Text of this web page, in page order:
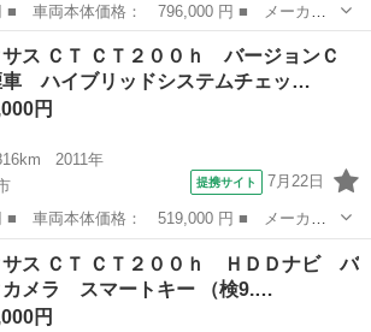
名： ＣＴ ■ グレード名： ＣＴ２００
ＨＤＤマルチナビ フルセグテレビ Ｒカ
サス ＣＴ ＣＴ２００ｈ バージョンＣ
車 ハイブリッドシステムチェッ…
円
2011年
提携サイト 7月22日
名： ＣＴ ■ グレード名： ＣＴ２００
ハイブリッドシステムチェック済 純正
CT
サス ＣＴ ＣＴ２００ｈ ＨＤＤナビ バ
カメラ スマートキー （検9.…
円